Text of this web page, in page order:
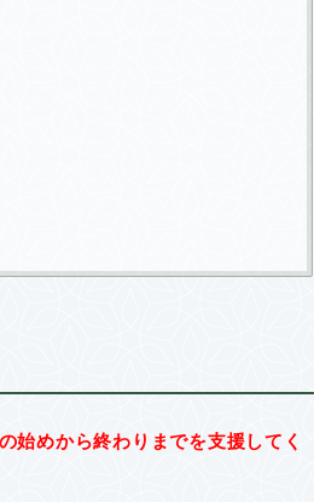
始めから終わりまでを支援してく